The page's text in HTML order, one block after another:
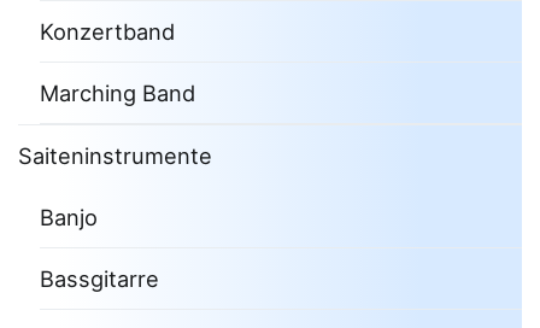
Konzertband
Marching Band
Saiteninstrumente
Banjo
Bassgitarre